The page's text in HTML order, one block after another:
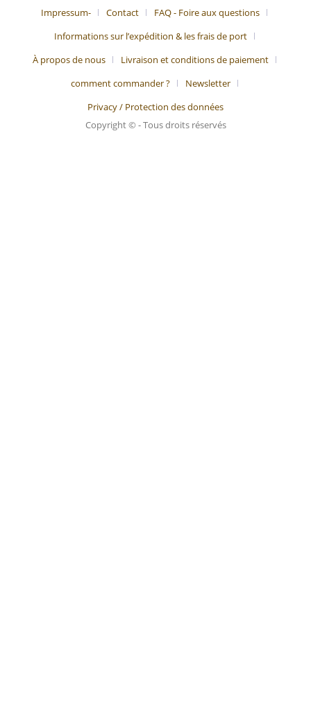
Impressum- Contact
FAQ - Foire aux questions
Informations sur l’expédition & les frais de port
À propos de nous
Livraison et conditions de paiement
comment commander ?
Newsletter
Privacy / Protection des données
Copyright © - Tous droits réservés